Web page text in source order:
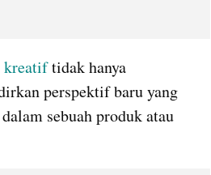
kreatif tidak hanya
perspektif baru yang
sebuah produk atau